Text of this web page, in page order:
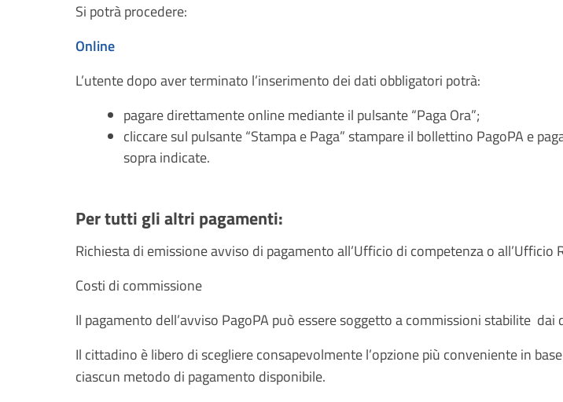
Si potrà procedere:
Online
L’utente dopo aver terminato l’inserimento dei dati obbligatori potrà:
pagare direttamente online mediante il pulsante “Paga Ora”;
cliccare sul pulsante “Stampa e Paga” stampare il bollettino PagoPA e
sopra indicate.
Per tutti gli altri pagamenti:
Richiesta di emissione avviso di pagamento all’Ufficio di competenza o all’Ufficio
Costi di commissione
Il pagamento dell’avviso PagoPA può essere soggetto a commissioni stabilite
Il cittadino è libero di scegliere consapevolmente l’opzione più conveniente in
ciascun metodo di pagamento disponibile.